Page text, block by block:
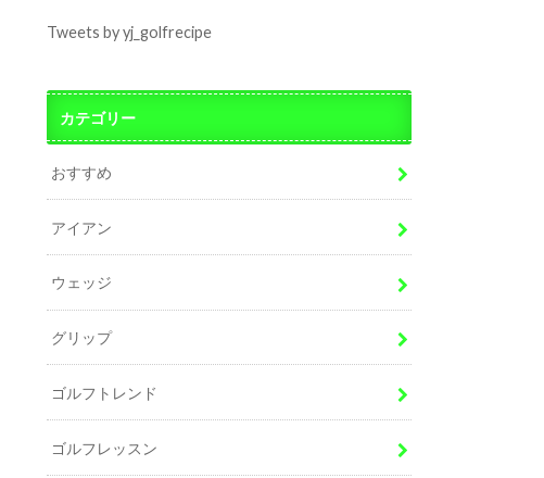
Tweets by yj_golfrecipe
カテゴリー
おすすめ
アイアン
ウェッジ
グリップ
ゴルフトレンド
ゴルフレッスン